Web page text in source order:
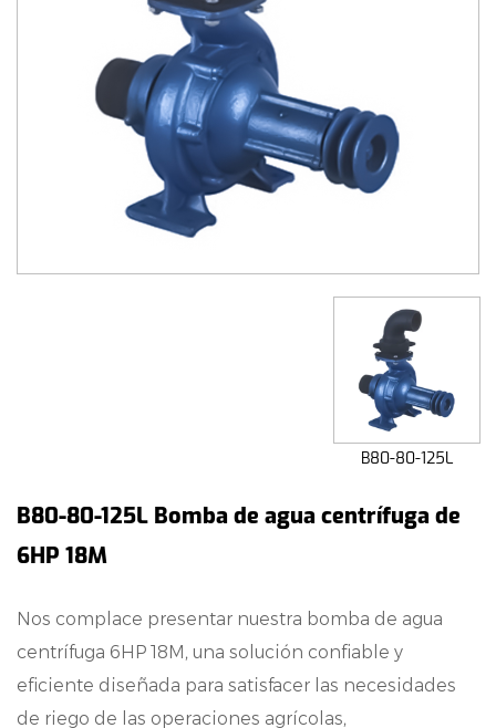
B80-80-125L
B80-80-125L Bomba de agua centrífuga de
6HP 18M
Nos complace presentar nuestra bomba de agua
centrífuga 6HP 18M, una solución confiable y
eficiente diseñada para satisfacer las necesidades
de riego de las operaciones agrícolas,